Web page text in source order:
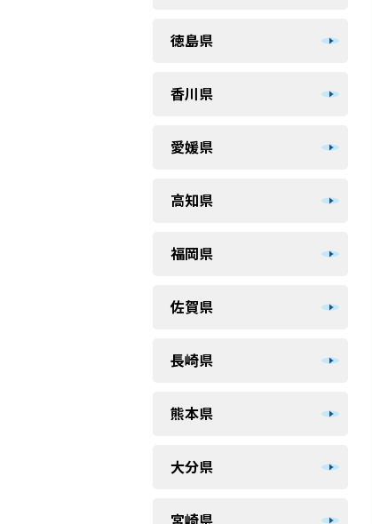
徳島県
香川県
愛媛県
高知県
福岡県
佐賀県
長崎県
熊本県
大分県
宮崎県